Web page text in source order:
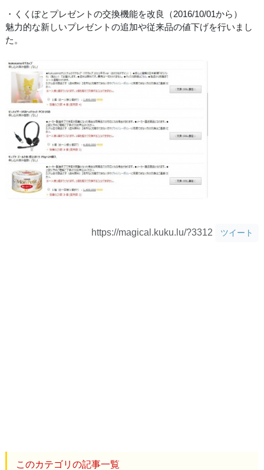
・くくぽとプレゼントの交換機能を改良（2016/10/01から）
魅力的な新しいプレゼントの追加や従来品の値下げを行いまし
た。
https://magical.kuku.lu/?3312 ツイート
このカテゴリの記事一覧